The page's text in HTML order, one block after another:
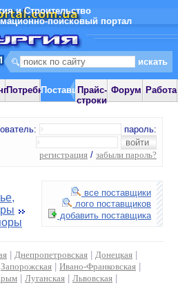
и Строительство
поисковый портал
ПотребностиПоставщики
Прайс-
строки
Форум Работа
пароль:
регистрация / забыли пароль?
все поставщики
лого поставщиков
добавить поставщика
Днепропетровская Донецкая
Запорожская Ивано-Франковская
Луганская Львовская